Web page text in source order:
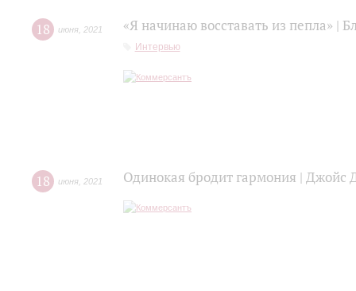
18 июня 2021 «Я начинаю восставать из пепла» |
Интервью
18 июня 2021 Одинокая бродит гармония | Джойс